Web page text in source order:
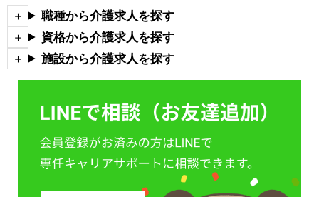
職種から介護求人を探す
資格から介護求人を探す
施設から介護求人を探す